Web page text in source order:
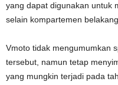
yang dapat digunakan untuk
selain kompartemen
Vmoto tidak mengumumkan
tersebut, namun tetap
yang mungkin terjadi pada